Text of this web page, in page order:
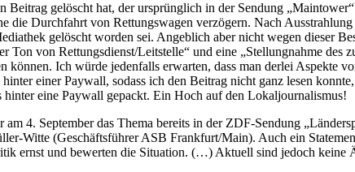
Beitrag gelöscht hat, der ursprünglich in der Sendung
Durchfahrt von Rettungswagen verzögern. Nach
gelöscht worden sei. Angeblich aber nicht wegen dieser
von Rettungsdienst/Leitstelle“ und eine „Stellungnahme des
können. Ich würde jedenfalls erwarten, dass man derlei Aspekte
einer Paywall, sodass ich den Beitrag nicht ganz lesen
hinter eine Paywall gepackt. Ein Hoch auf den Lokaljournalismus!
4. September das Thema bereits in der ZDF-Sendung
Witte (Geschäftsführer ASB Frankfurt/Main). Auch ein
ernst und bewerten die Situation. (…) Aktuell sind jedoch keine